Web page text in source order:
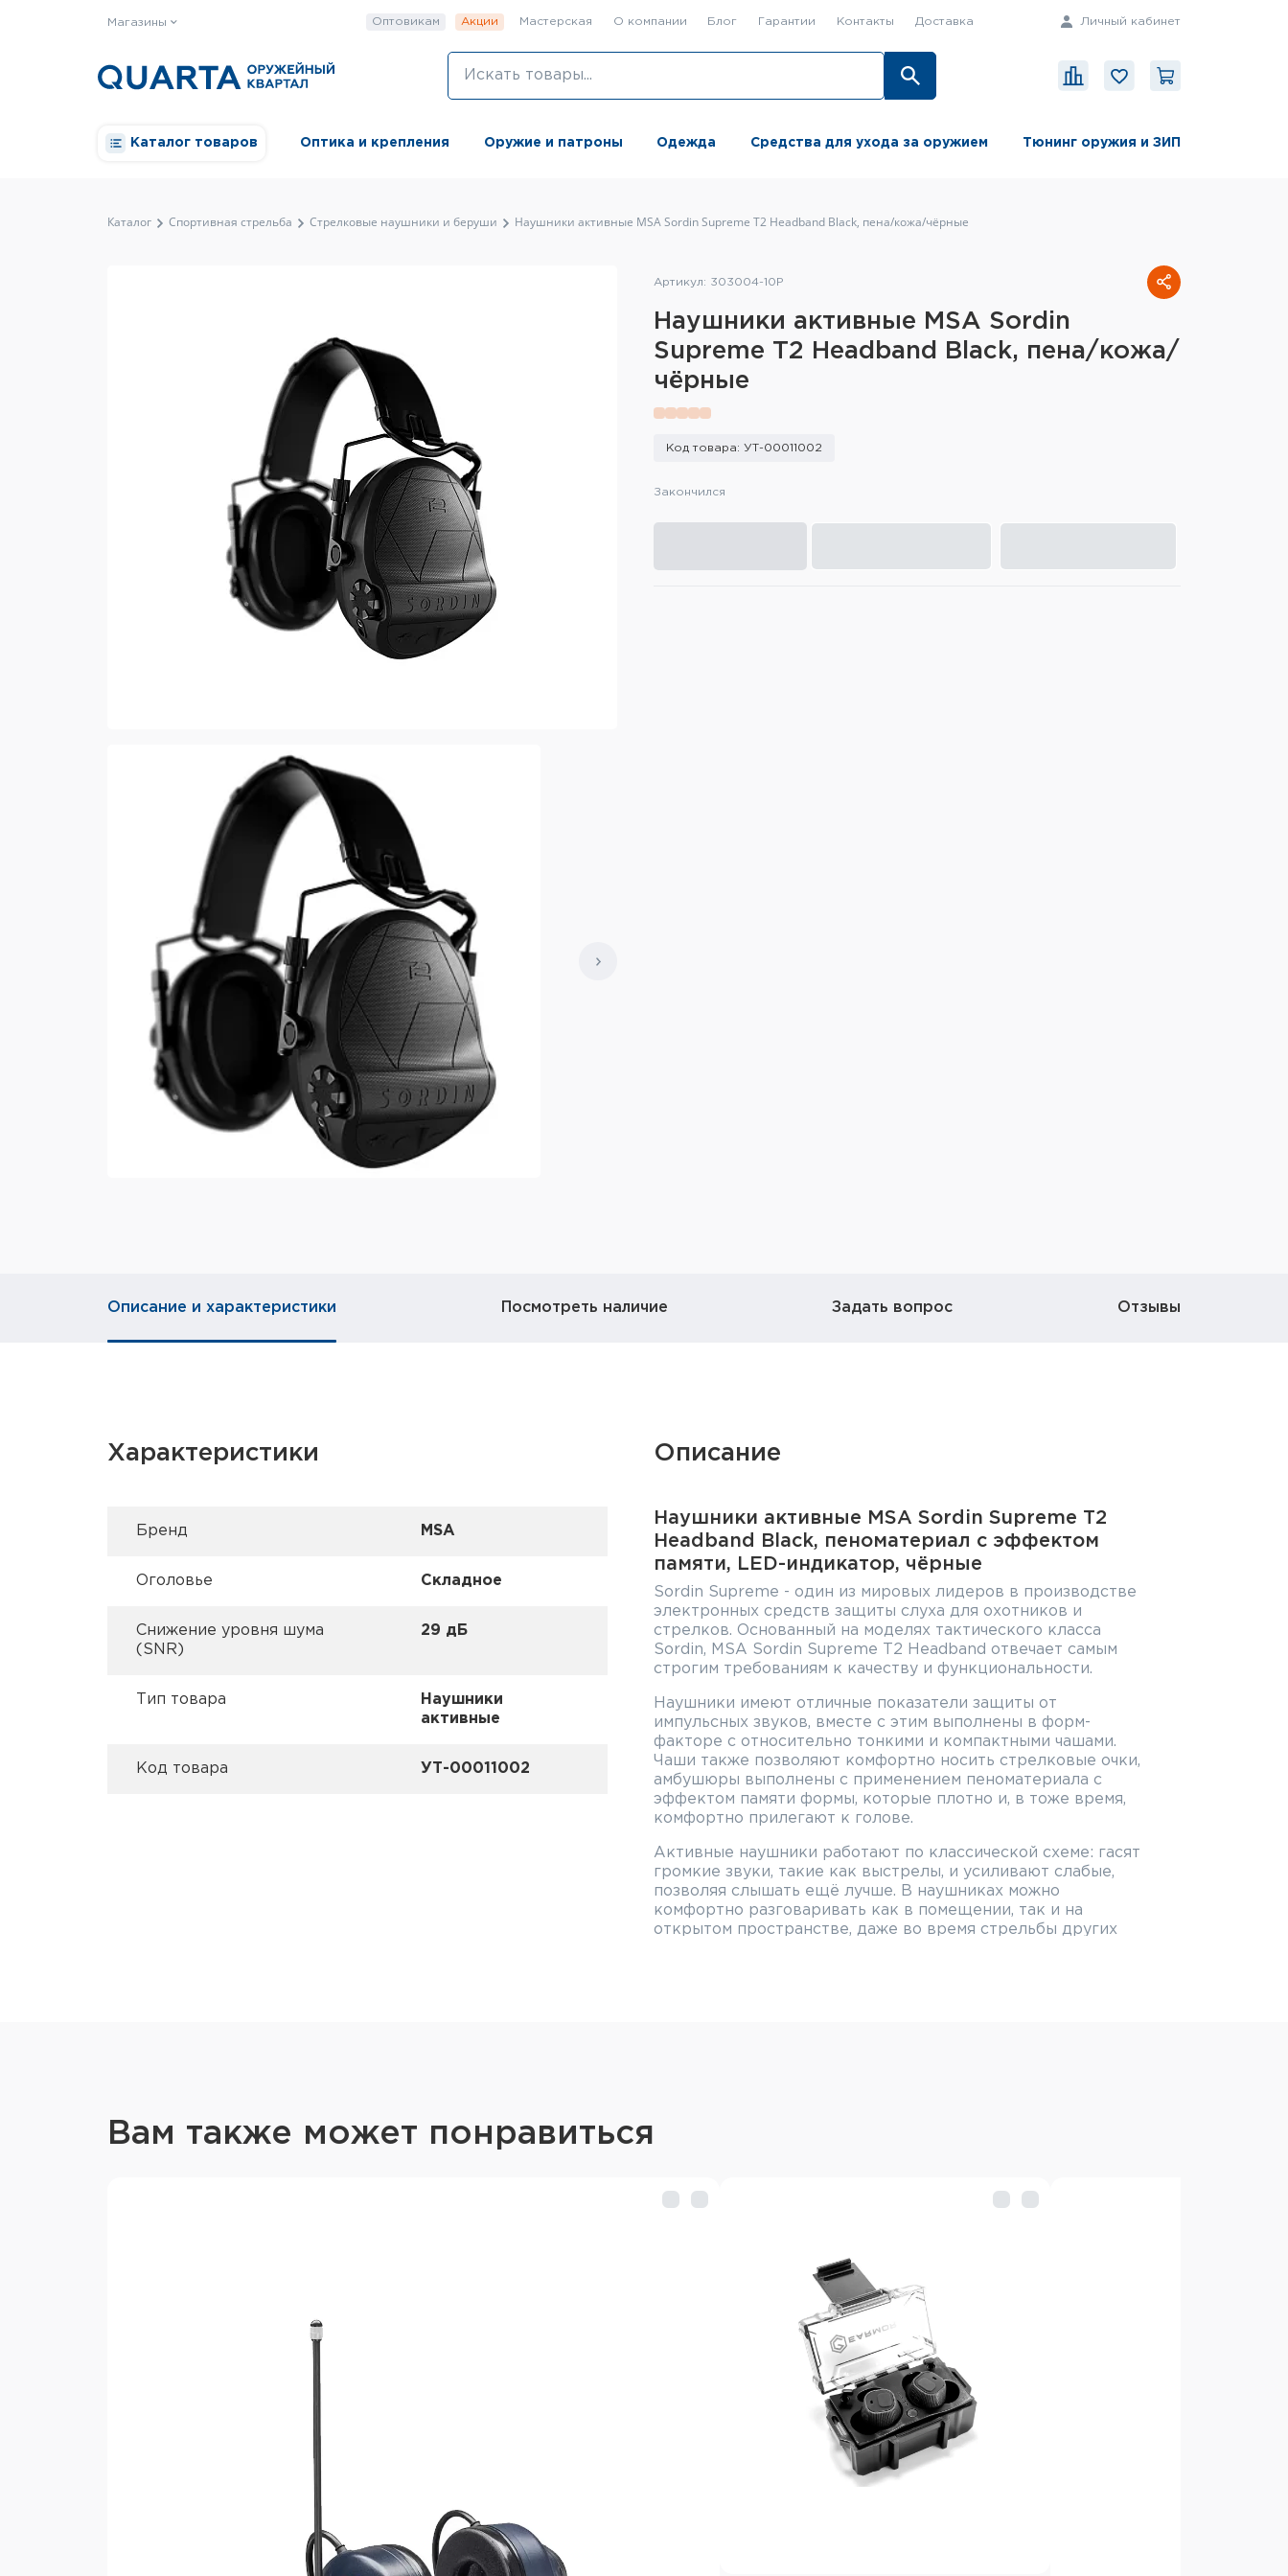
Магазины Оптовикам Акции Мастерская О компании Блог Гарантии Контакты Доставка Личный кабинет
Каталог товаров Оптика и крепления Оружие и патроны Одежда Средства для ухода за оружием Тюнинг оружия и ЗИП
Каталог Спортивная стрельба Стрелковые наушники и беруши Наушники активные MSA Sordin Supreme T2 Headband Black, пена/кожа/чёрные
Артикул: 303004-10P
Наушники активные MSA Sordin
Supreme T2 Headband Black, пена/кожа/
чёрные
Код товара: УТ-00011002
Закончился
Описание и характеристики Посмотреть наличие Задать вопрос Отзывы
Характеристики
Брeнд MSA
Оголовье Складное
Снижение уровня шума
(SNR)
29 дБ
Тип товара
Наушники
активные
Код товара УТ-00011002
Описание
Наушники активные MSA Sordin Supreme T2
Headband Black, пеноматериал с эффектом
памяти, LED-индикатор, чёрные
Sordin Supreme - один из мировых лидеров в производстве
электронных средств защиты слуха для охотников и
стрелков. Основанный на моделях тактического класса
Sordin, MSA Sordin Supreme T2 Headband отвечает самым
строгим требованиям к качеству и функциональности.
Наушники имеют отличные показатели защиты от
импульсных звуков, вместе с этим выполнены в форм-
факторе с относительно тонкими и компактными чашами.
Чаши также позволяют комфортно носить стрелковые очки,
амбушюры выполнены с применением пеноматериала с
эффектом памяти формы, которые плотно и, в тоже время,
комфортно прилегают к голове.
Активные наушники работают по классической схеме: гасят
громкие звуки, такие как выстрелы, и усиливают слабые,
позволяя слышать ещё лучше. В наушниках можно
комфортно разговаривать как в помещении, так и на
открытом пространстве, даже во время стрельбы других
Короткое время затухания после выстрела восстанавливает
при низком уровне заряда элемента питания.
Наушники поддерживают систему SordinFLEX,
обеспечивающую совместимость с опциональными отдельно
приобретаемыми аксессуарами: микрофон для подключения
к средству радиосвязи, шейное оголовье, ARC-rails, запасные
амбушюры, чехлы. Опциональный микрофон может быть
установлен как с правой стороны, так и с левой для удобства
Для подключения внешних источников звука (радиостанция
для прослушивания эфира, либо аудио проигрыватель)
наушники оснащены двумя входами AUX.
Вам также может понравиться